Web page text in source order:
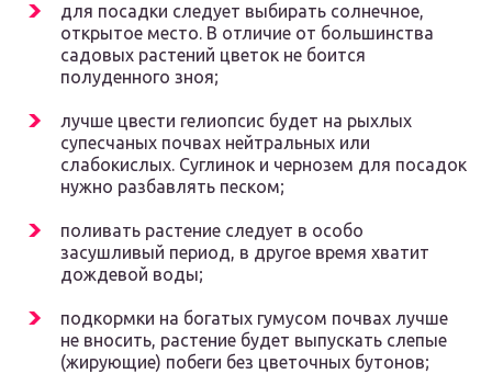
для посадки следует выбирать солнечное,
открытое место. В отличие от большинства
садовых растений цветок не боится
полуденного зноя;
лучше цвести гелиопсис будет на рыхлых
супесчаных почвах нейтральных или
слабокислых. Суглинок и чернозем для посадок
нужно разбавлять песком;
поливать растение следует в особо
засушливый период, в другое время хватит
дождевой воды;
подкормки на богатых гумусом почвах лучше
не вносить, растение будет выпускать слепые
(жирующие) побеги без цветочных бутонов;